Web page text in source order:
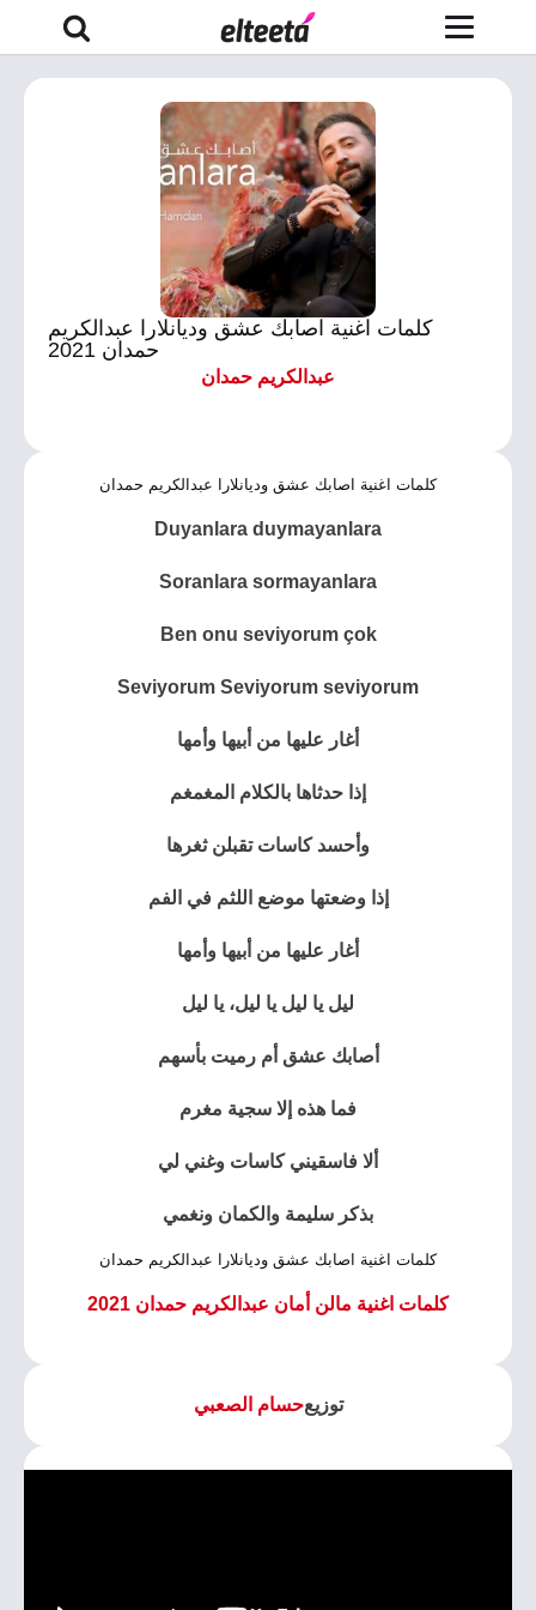
كلمات اغنية اصابك عشق وديانلارا عبدالكريم
حمدان 2021
عبدالكريم حمدان
كلمات اغنية اصابك عشق وديانلارا عبدالكريم حمدان
Duyanlara duymayanlara
Soranlara sormayanlara
Ben onu seviyorum çok
Seviyorum Seviyorum seviyorum
أغار عليها من أبيها وأمها
إذا حدثاها بالكلام المغمغم
وأحسد كاسات تقبلن ثغرها
إذا وضعتها موضع اللثم في الفم
أغار عليها من أبيها وأمها
ليل يا ليل يا ليل، يا ليل
أصابك عشق أم رميت بأسهم
فما هذه إلا سجية مغرم
ألا فاسقيني كاسات وغني لي
بذكر سليمة والكمان ونغمي
كلمات اغنية اصابك عشق وديانلارا عبدالكريم حمدان
كلمات اغنية مالن أمان عبدالكريم حمدان 2021
توزيعحسام الصعبي